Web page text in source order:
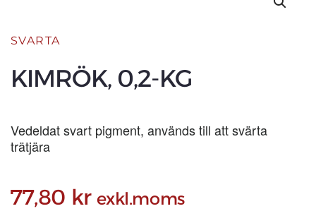
SVARTA
KIMRÖK, 0,2-KG
Vedeldat svart pigment, används till att svärta
trätjära
77,80 kr exkl.moms